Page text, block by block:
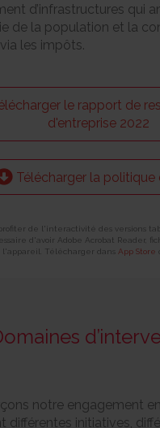
d’infrastructures qui
de la population et la
les impôts.
le rapport de
d'entreprise 2022
Télécharger la politique
de l'interactivité des versions
d'avoir Adobe Acrobat Reader,
l'appareil. Télécharger dans App Store
notre engagement
différentes initiatives,